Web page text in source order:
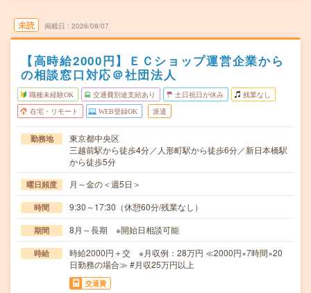
未読 掲載日 2026/08/07
【高時給2000円】ＥＣショップ運営企業から
の相談窓口対応＠社団法人
職種未経験OK 交通費別途支給あり 土日祝日が休み 残業なし
在宅・リモート WEB登録OK 派遣
勤務地
東京都中央区
三越前駅から徒歩4分／人形町駅から徒歩6分／新日本橋駅
から徒歩5分
曜日頻度 月～金の＜週5日＞
時間 9:30～17:30（休憩60分/残業なし）
期間 8月～長期 ※開始日相談可能
時給
時給2000円＋交 ※月収例：28万円 ≪2000円×7時間×20
日勤務の場合≫ #月収25万円以上
交通費